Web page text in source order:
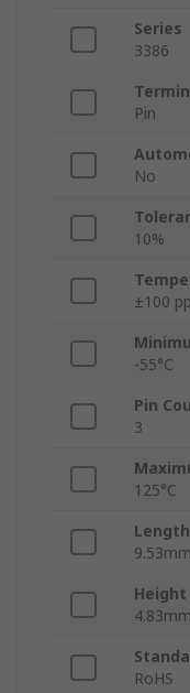
Series
3386
Pin
No
10%
±100
-55°C
Pin
3
125°C
Length
9.53mm
Height
4.83mm
RoHS